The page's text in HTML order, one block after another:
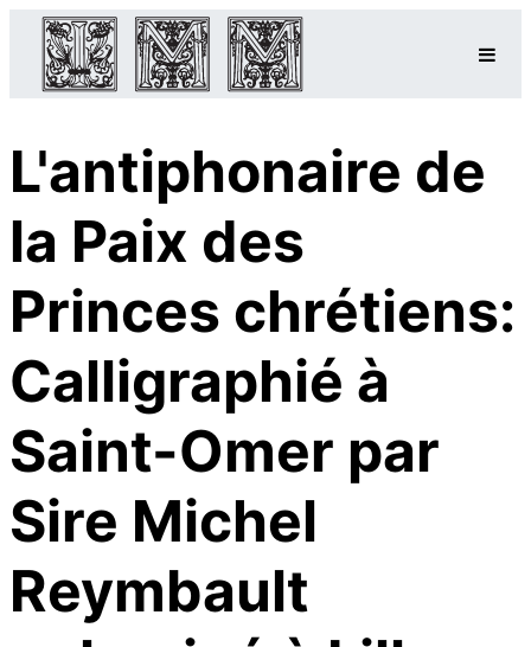
L'antiphonaire de
la Paix des
Princes chrétiens:
Calligraphié à
Saint-Omer par
Sire Michel
Reymbault